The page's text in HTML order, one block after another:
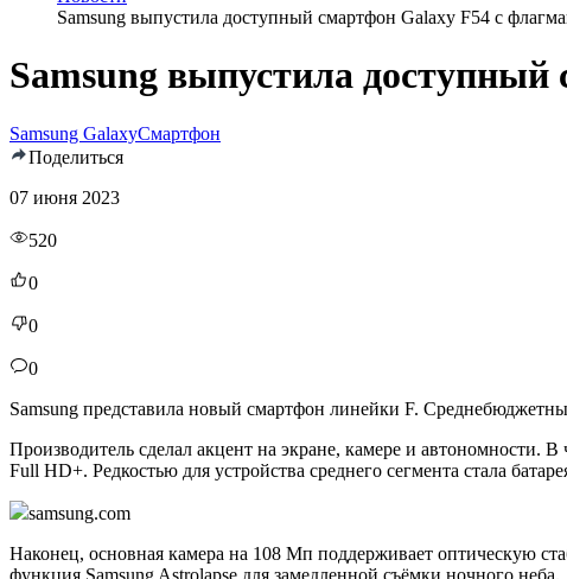
Samsung выпустила доступный смартфон Galaxy F54 с
Samsung выпустила
Samsung GalaxyСмартфон
Поделиться
07 июня 2023
520
0
0
0
Samsung представила новый смартфон линейки F.
Производитель сделал акцент на экране, камере и
Full HD+. Редкостью для устройства среднего сегмента стала
samsung.com
Наконец, основная камера на 108 Мп поддерживает оптическую
функция Samsung Astrolapse для замедленной съёмки ночного неба.